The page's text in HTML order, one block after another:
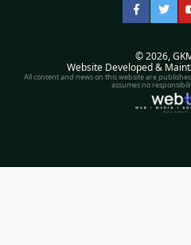
Facebook
© 2026,
Website Developed &
All content and news on this website are
assumes no